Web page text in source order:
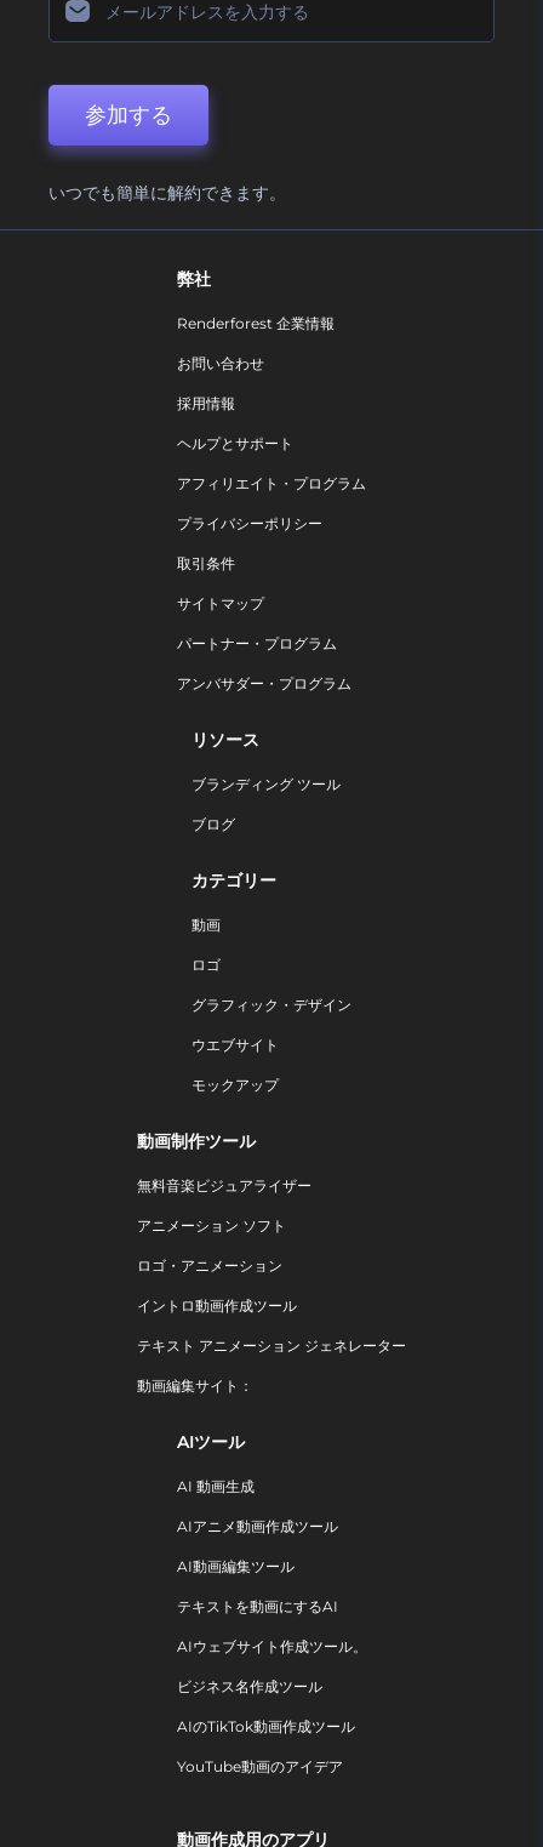
参加する
いつでも簡単に解約できます。
弊社
Renderforest 企業情報
お問い合わせ
採用情報
ヘルプとサポート
アフィリエイト・プログラム
プライバシーポリシー
取引条件
サイトマップ
パートナー・プログラム
アンバサダー・プログラム
リソース
ブランディング ツール
ブログ
カテゴリー
動画
ロゴ
グラフィック・デザイン
ウエブサイト
モックアップ
動画制作ツール
無料音楽ビジュアライザー
アニメーション ソフト
ロゴ・アニメーション
イントロ動画作成ツール
テキスト アニメーション ジェネレーター
動画編集サイト：
AIツール
AI 動画生成
AIアニメ動画作成ツール
AI動画編集ツール
テキストを動画にするAI
AIウェブサイト作成ツール。
ビジネス名作成ツール
AIのTikTok動画作成ツール
YouTube動画のアイデア
動画作成用のアプリ